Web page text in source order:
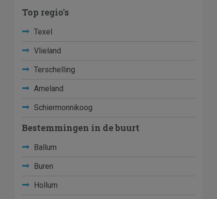
Top regio's
Texel
Vlieland
Terschelling
Ameland
Schiermonnikoog
Bestemmingen in de buurt
Ballum
Buren
Hollum